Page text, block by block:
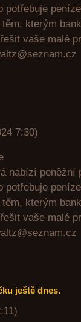
potřebuje
kterým
vaše malé
7:30)
nabízí peněžní
potřebuje
kterým
vaše malé
ještě dnes.
)